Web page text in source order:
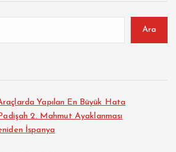
Ara
Yapılan En Büyük Hata
2. Mahmut Ayaklanması
İspanya